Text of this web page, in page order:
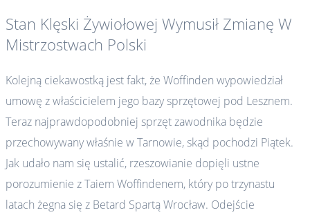
Stan Klęski Żywiołowej Wymusił Zmianę W
Mistrzostwach Polski
Kolejną ciekawostką jest fakt, że Woffinden wypowiedział
umowę z właścicielem jego bazy sprzętowej pod Lesznem.
Teraz najprawdopodobniej sprzęt zawodnika będzie
przechowywany właśnie w Tarnowie, skąd pochodzi Piątek.
Jak udało nam się ustalić, rzeszowianie dopięli ustne
porozumienie z Taiem Woffindenem, który po trzynastu
latach żegna się z Betard Spartą Wrocław. Odejście